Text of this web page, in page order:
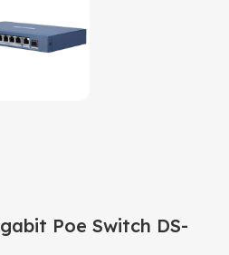
Poe Switch DS-